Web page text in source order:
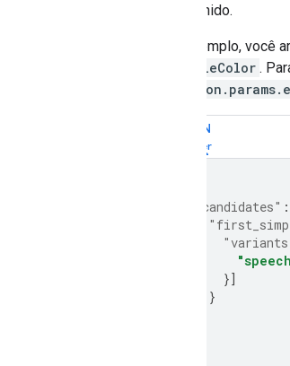
foi definido.
Por exemplo, você
exampleColor .
JSON
"candidates" :
}]
}